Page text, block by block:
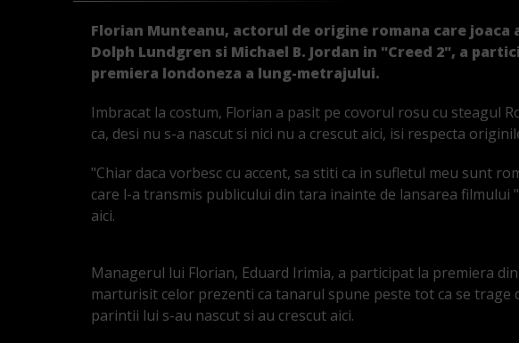
Florian Munteanu, actorul de origine romana care
Dolph Lundgren si Michael B. Jordan in "Creed 2", a
premiera londoneza a lung-metrajului.
Imbracat la costum, Florian a pasit pe covorul rosu cu steagul
ca, desi nu s-a nascut si nici nu a crescut aici, isi respecta
"Chiar daca vorbesc cu accent, sa stiti ca in sufletul meu sunt
care l-a transmis publicului din tara inainte de lansarea filmului
aici.
Managerul lui Florian, Eduard Irimia, a participat la premiera
marturisit celor prezenti ca tanarul spune peste tot ca se trage
parintii lui s-au nascut si au crescut aici.